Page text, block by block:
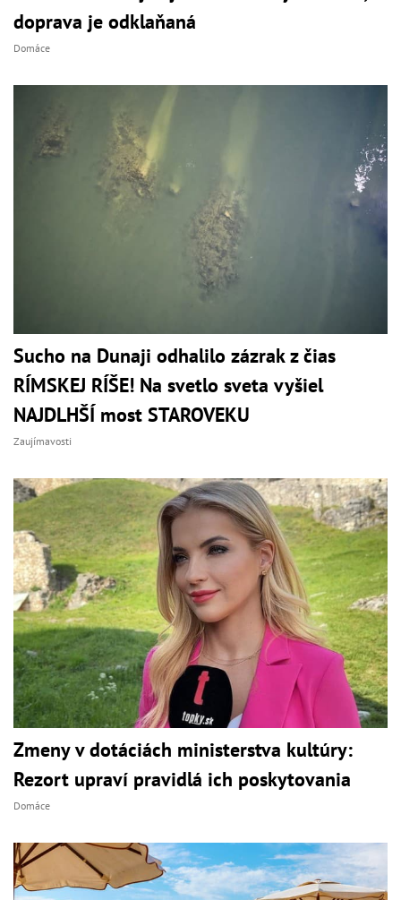
doprava je odklaňaná
Domáce
Sucho na Dunaji odhalilo zázrak z čias
RÍMSKEJ RÍŠE! Na svetlo sveta vyšiel
NAJDLHŠÍ most STAROVEKU
Zaujímavosti
Zmeny v dotáciách ministerstva kultúry:
Rezort upraví pravidlá ich poskytovania
Domáce